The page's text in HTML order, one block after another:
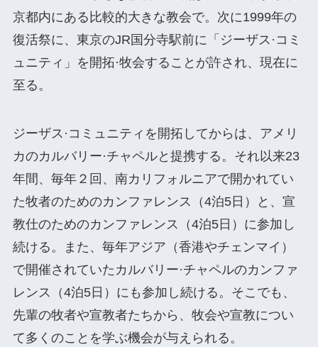
京都内にある比較的大きな教会で。次に1999年の
復活祭に、東京のJR国分寺駅前に「ジーザス·コミ
ュニティ」を開拓·牧会することが許され、現在に
至る。
ジーザス·コミュニティを開拓してからは、アメリ
カのカルバリー·チャペルと提携する。それ以来23
年間、毎年２回、南カリフォルニアで開かれてい
た牧者のためのカンファレンス（4泊5日）と、宣
教仕のためのカンファレンス（4泊5日）に参加し
続ける。また、毎年アジア（香港やチェンマイ）
で開催されていたカルバリー·チャペルのカンファ
レンス（4泊5日）にも参加し続ける。そこでも、
先輩の牧者や宣教者たちから、牧会や宣教につい
て多くのことを学ぶ機会が与えられる。